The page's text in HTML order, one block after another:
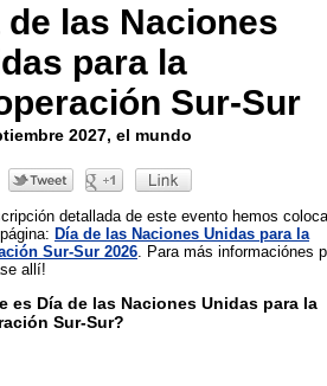
de las Naciones
para la
Sur-Sur
2027, el mundo
detallada de este evento hemos
Día de las Naciones Unidas para la
Sur-Sur 2026 . Para más informaciónes
allí!
es Día de las Naciones Unidas para la
Sur-Sur?